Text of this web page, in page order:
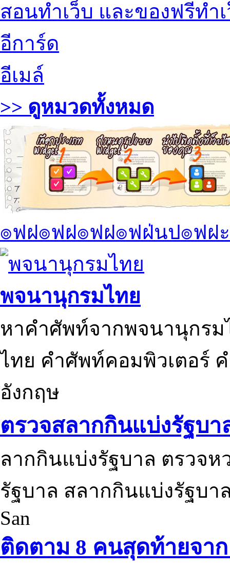
สอนทำเว็บ และของฟรีทำ
อีการ์ด
อีเมล์
>> ดูหมวดทั้งหมด
๏ฟฝ๏ฟฝ๏ฟฝ๏ฟฝ่นป๏ฟฝ
พจนานุกรมไทย
หาคำศัพท์จากพจนานุกรม
ไทย คำศัพท์คอมพิวเตอร์
อังกฤษ
ตรวจสลากกินแบ่งรัฐบา
ลากกินแบ่งรัฐบาล ตรวจ
รัฐบาล สลากกินแบ่งรัฐบา
San
ติดตาม 8 คนสุดท้ายจาก